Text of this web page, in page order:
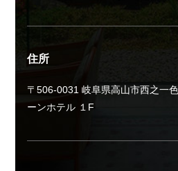
住所
〒506-0031 岐阜県高山市西之一
ーンホテル １F